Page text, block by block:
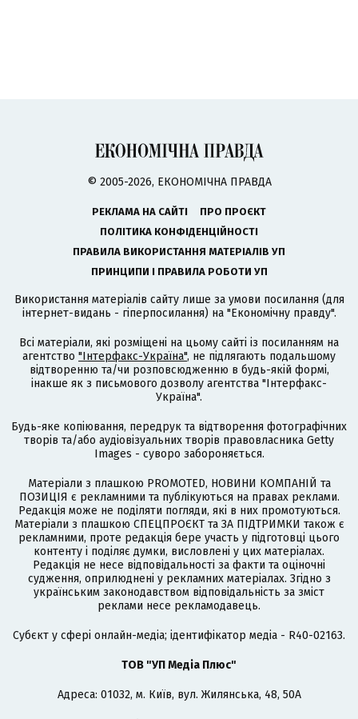
© 2005-2026, ЕКОНОМІЧНА ПРАВДА
РЕКЛАМА НА САЙТІ
ПРО ПРОЄКТ
ПОЛІТИКА КОНФІДЕНЦІЙНОСТІ
ПРАВИЛА ВИКОРИСТАННЯ МАТЕРІАЛІВ УП
ПРИНЦИПИ І ПРАВИЛА РОБОТИ УП
Використання матеріалів сайту лише за умови посилання (для
інтернет-видань - гіперпосилання) на "Економічну правду".
Всі матеріали, які розміщені на цьому сайті із посиланням на
агентство "Інтерфакс-Україна", не підлягають подальшому
відтворенню та/чи розповсюдженню в будь-якій формі,
інакше як з письмового дозволу агентства "Інтерфакс-
Україна".
Будь-яке копіювання, передрук та відтворення фотографічних
творів та/або аудіовізуальних творів правовласника Getty
Images - суворо забороняється.
Матеріали з плашкою PROMOTED, НОВИНИ КОМПАНІЙ та
ПОЗИЦІЯ є рекламними та публікуються на правах реклами.
Редакція може не поділяти погляди, які в них промотуються.
Матеріали з плашкою СПЕЦПРОЄКТ та ЗА ПІДТРИМКИ також є
рекламними, проте редакція бере участь у підготовці цього
контенту і поділяє думки, висловлені у цих матеріалах.
Редакція не несе відповідальності за факти та оціночні
судження, оприлюднені у рекламних матеріалах. Згідно з
українським законодавством відповідальність за зміст
реклами несе рекламодавець.
Cубєкт у сфері онлайн-медіа; ідентифікатор медіа - R40-02163.
ТОВ "УП Медіа Плюс"
Адреса: 01032, м. Київ, вул. Жилянська, 48, 50А